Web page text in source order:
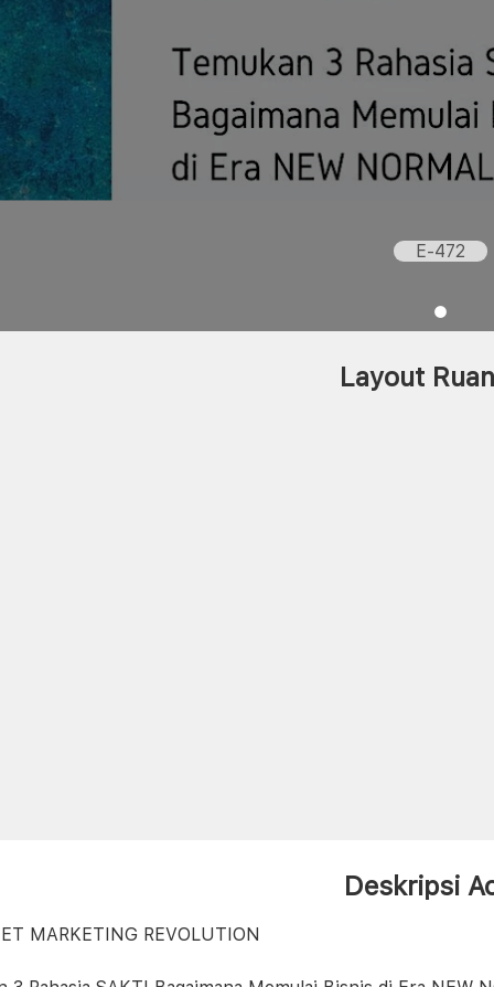
E-472
Layout
Deskripsi
MARKETING REVOLUTION